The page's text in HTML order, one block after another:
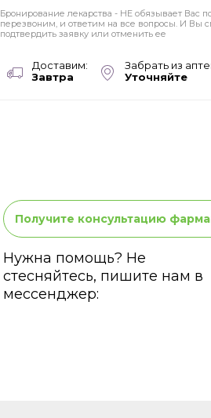
Бронирование лекарства - НЕ обязывает Вас
перезвоним, и ответим на все вопросы. И Вы
подтвердить заявку или отменить ее
Доставим:
Завтра
Забрать из
Уточняйте
Получите консультацию
Нужна помощь? Не
стесняйтесь, пишите нам в
мессенджер: